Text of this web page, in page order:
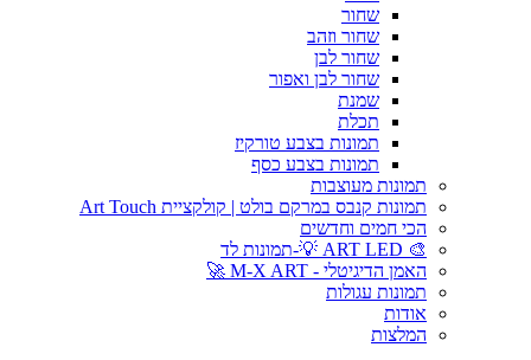
שחור
שחור וזהב
שחור לבן
שחור לבן ואפור
שמנת
תכלת
תמונות בצבע טורקיז
תמונות בצבע כסף
תמונות מעוצבות
תמונות קנבס במרקם בולט | קולקציית Art Touch
הכי חמים וחדשים
🎨 ART LED 💡-תמונות לד
האמן הדיגיטלי - M-X ART 🚀
תמונות עגולות
אודות
המלצות